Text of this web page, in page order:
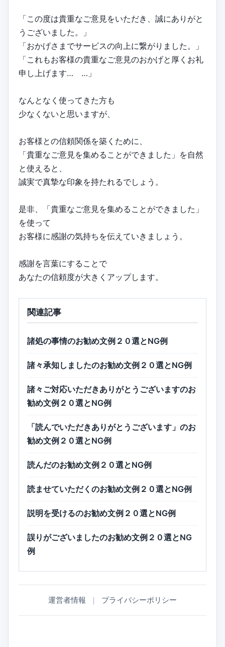
「この度は貴重なご意見をいただき、誠にありがと
うございました。」
「おかげさまでサービスの向上に繋がりました。」
「これもお客様の貴重なご意見のおかげと厚くお礼
申し上げます… …」
なんとなく使ってきた方も
少なくないと思いますが、
お客様との信頼関係を築くために、
「貴重なご意見を集めることができました」を自然
と使えると、
誠実で真摯な印象を持たれるでしょう。
是非、「貴重なご意見を集めることができました」
を使って
お客様に感謝の気持ちを伝えていきましょう。
感謝を言葉にすることで
あなたの信頼度が大きくアップします。
関連記事
諸処の事情のお勧め文例２０選とNG例
諸々承知しましたのお勧め文例２０選とNG例
諸々ご対応いただきありがとうございますのお
勧め文例２０選とNG例
「読んでいただきありがとうございます」のお
勧め文例２０選とNG例
読んだのお勧め文例２０選とNG例
読ませていただくのお勧め文例２０選とNG例
説明を受けるのお勧め文例２０選とNG例
誤りがございましたのお勧め文例２０選とNG
例
運営者情報 ｜ プライバシーポリシー